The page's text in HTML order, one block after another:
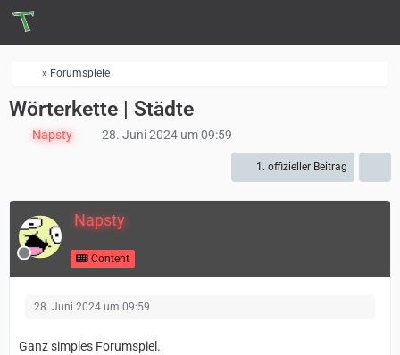
» Forumspiele
Wörterkette | Städte
Napsty 28. Juni 2024 um 09:59
1. offizieller Beitrag
Napsty
Content
28. Juni 2024 um 09:59
Ganz simples Forumspiel.